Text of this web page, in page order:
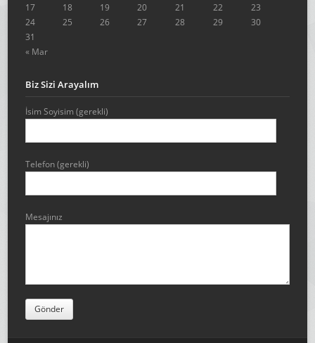
« Mar
17
18 19 20 21 22
23
24
25 26 27 28 29
30
31
Biz Sizi Arayalım
İsim Soyisim (gerekli)
Telefon (gerekli)
Mesajınız